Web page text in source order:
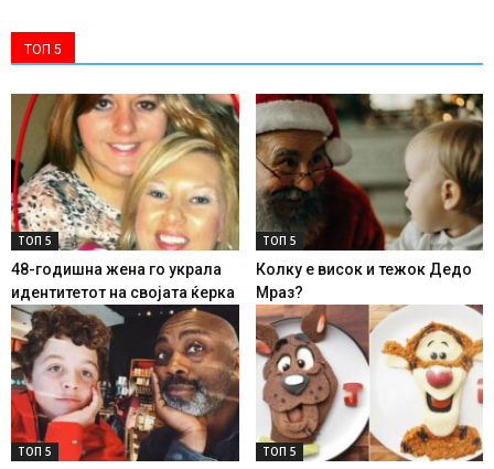
ТОП 5
ТОП 5
48-годишна жена го украла
идентитетот на својата ќерка
ТОП 5
Колку е висок и тежок Дедо
Мраз?
ТОП 5 ТОП 5